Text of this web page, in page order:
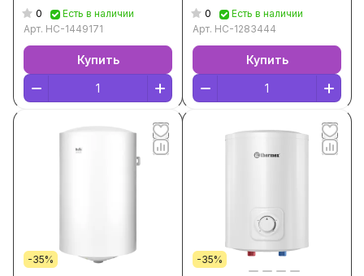
Centurio IQ 3.0 [50 л, V/H
,2 кВт, Белый,
0
Есть в наличии
Арт. НС-1449171
Купить
LZR 3 [80 л, V/H ,2 кВт,
Белый, НС-1283444]
0
Есть в наличии
Арт. НС-1283444
Купить
-35% -35%